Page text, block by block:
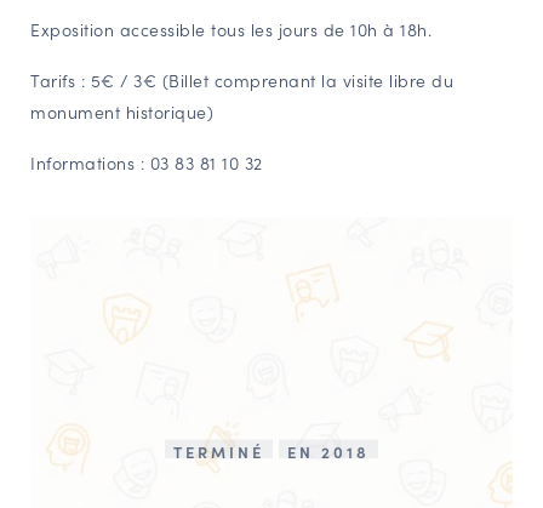
Exposition accessible tous les jours de 10h à 18h.
Tarifs : 5€ / 3€ (Billet comprenant la visite libre du
monument historique)
Informations : 03 83 81 10 32
TERMINÉ EN 2018